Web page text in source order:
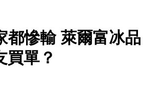
都慘輸 萊爾富冰品
買單？